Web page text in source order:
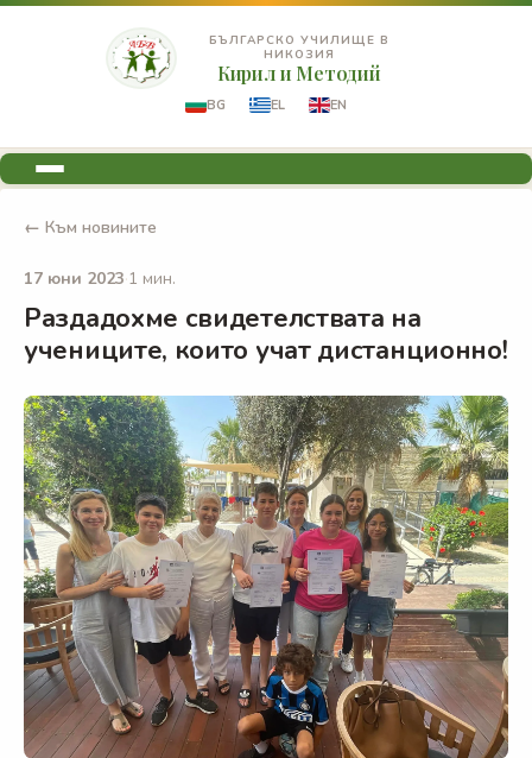
БЪЛГАРСКО УЧИЛИЩЕ В
НИКОЗИЯ
Кирил и Методий
BG EL EN
← Към новините
17 юни 2023·1 мин.
Раздадохме свидетелствата на
учениците, които учат дистанционно!